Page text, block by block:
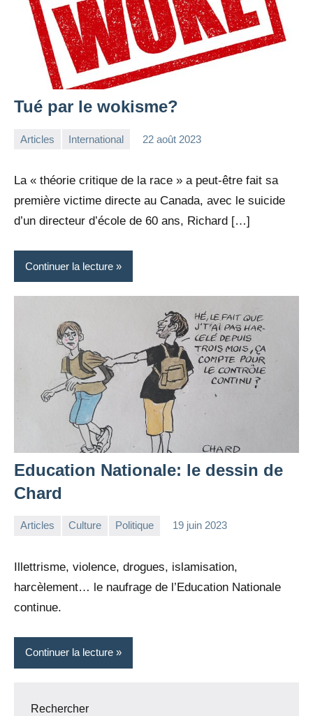
Tué par le wokisme?
Articles International 22 août 2023
La « théorie critique de la race » a peut-être fait sa
première victime directe au Canada, avec le suicide
d’un directeur d’école de 60 ans, Richard […]
Continuer la lecture
Education Nationale: le dessin de
Chard
Articles Culture Politique 19 juin 2023
Illettrisme, violence, drogues, islamisation,
harcèlement… le naufrage de l’Education Nationale
continue.
Continuer la lecture
Rechercher